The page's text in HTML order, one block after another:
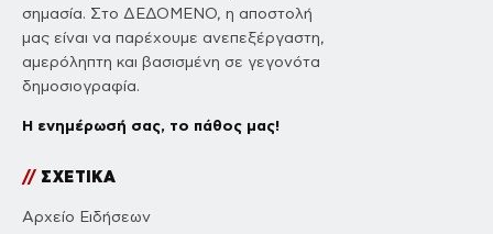
σημασία. Στο ΔΕΔΟΜΕΝΟ, η αποστολή
μας είναι να παρέχουμε ανεπεξέργαστη,
αμερόληπτη και βασισμένη σε γεγονότα
δημοσιογραφία.
Η ενημέρωσή σας, το πάθος μας!
//ΣΧΕΤΙΚΑ
Αρχείο Ειδήσεων